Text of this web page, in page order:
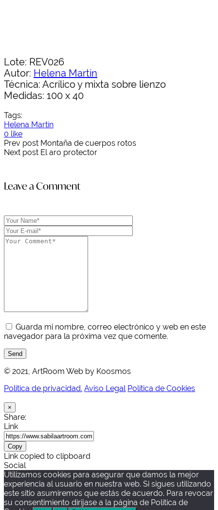
Lote: REV026
Autor: Helena Martín
Técnica: Acrílico y mixta sobre lienzo
Medidas: 100 x 40
Tags:
Helena Martín
0 like
Prev post Montaña de cuerpos rotos
Next post El aro protector
Leave a Comment
Guarda mi nombre, correo electrónico y web en este
navegador para la próxima vez que comente.
Send
© 2021, ArtRoom Web by Koosmos
Política de privacidad. Aviso Legal Política de Cookies
×
Share:
Link
Copy
Link copied to clipboard
Social
Utilizamos cookies para asegurar que damos la mejor
experiencia al usuario en nuestra web. Si sigues utilizando
este sitio asumiremos que estás de acuerdo. Para revocar
su consentimiento dirijase a la página de Política de